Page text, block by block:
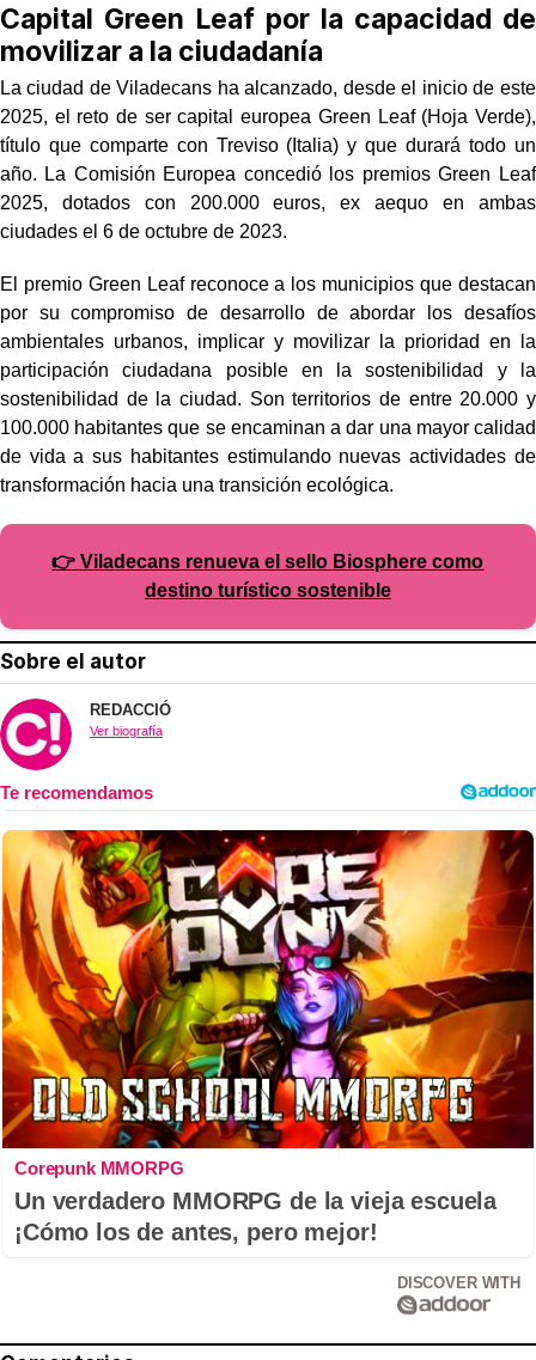
Capital Green Leaf por la capacidad de
movilizar a la ciudadanía
La ciudad de Viladecans ha alcanzado, desde el inicio de este
2025, el reto de ser capital europea Green Leaf (Hoja Verde),
título que comparte con Treviso (Italia) y que durará todo un
año. La Comisión Europea concedió los premios Green Leaf
2025, dotados con 200.000 euros, ex aequo en ambas
ciudades el 6 de octubre de 2023.
El premio Green Leaf reconoce a los municipios que destacan
por su compromiso de desarrollo de abordar los desafíos
ambientales urbanos, implicar y movilizar la prioridad en la
participación ciudadana posible en la sostenibilidad y la
sostenibilidad de la ciudad. Son territorios de entre 20.000 y
100.000 habitantes que se encaminan a dar una mayor calidad
de vida a sus habitantes estimulando nuevas actividades de
transformación hacia una transición ecológica.
👉 Viladecans renueva el sello Biosphere como
destino turístico sostenible
Sobre el autor
REDACCIÓ
Ver biografía
Corepunk MMORPG
Un verdadero MMORPG de la vieja escuela
¡Cómo los de antes, pero mejor!
DISCOVER WITH